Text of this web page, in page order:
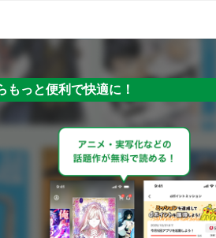
もっと便利で快適に！